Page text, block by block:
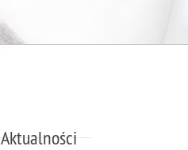
Aktualności